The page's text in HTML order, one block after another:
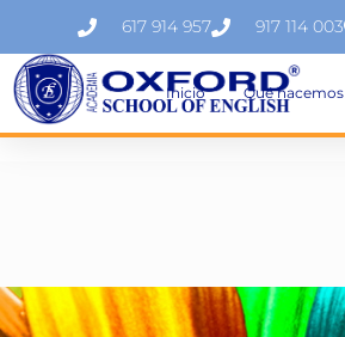
617 914 957 917 114 003
Inicio Qué hacemos